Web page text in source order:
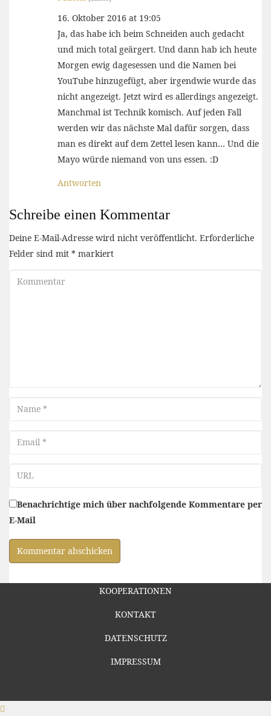
16. Oktober 2016 at 19:05
Ja, das habe ich beim Schneiden auch gedacht
und mich total geärgert. Und dann hab ich heute
Morgen ewig dagesessen und die Namen bei
YouTube hinzugefügt, aber irgendwie wurde das
nicht angezeigt. Jetzt wird es allerdings angezeigt.
Manchmal ist Technik komisch. Auf jeden Fall
werden wir das nächste Mal dafür sorgen, dass
man es direkt auf dem Zettel lesen kann… Und die
Mayo würde niemand von uns essen. :D
Antworten
Schreibe einen Kommentar
Deine E-Mail-Adresse wird nicht veröffentlicht. Erforderliche
Felder sind mit * markiert
Kommentar
Name
Email
Benachrichtige mich über nachfolgende Kommentare per
E-Mail
KOOPERATIONEN
KONTAKT
DATENSCHUTZ
IMPRESSUM